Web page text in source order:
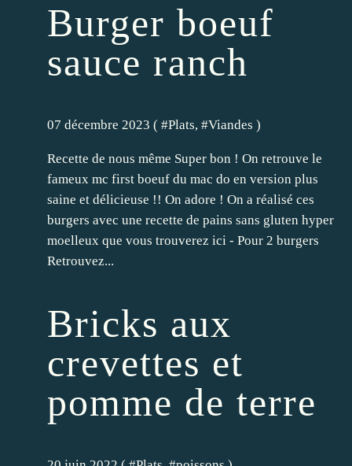
Burger boeuf
sauce ranch
07 décembre 2023 ( #Plats, #Viandes )
Recette de nous même Super bon ! On retrouve le
fameux mc first boeuf du mac do en version plus
saine et délicieuse !! On adore ! On a réalisé ces
burgers avec une recette de pains sans gluten hyper
moelleux que vous trouverez ici - Pour 2 burgers
Retrouvez...
Bricks aux
crevettes et
pomme de terre